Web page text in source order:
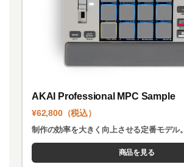
AKAI Professional MPC Sample
¥62,800（税込）
制作の効率を大きく向上させる定番モデル。
商品を見る